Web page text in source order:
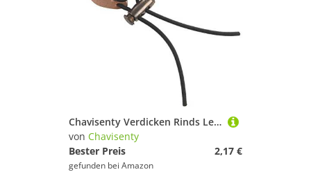
Chavisenty Verdicken Rinds Leder Daumen Finger Spitzen Schutz Schutz Ring Lasche Leder Jagd Praxis Bogen Schießen Ziehen Bogen Handschuh Neu
von Chavisenty
Bester Preis
2,17 €
gefunden bei Amazon